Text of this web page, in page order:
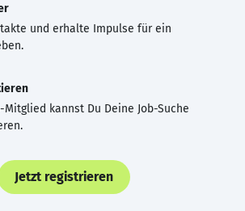
und erhalte Impulse für ein
kannst Du Deine Job-Suche
Jetzt registrieren